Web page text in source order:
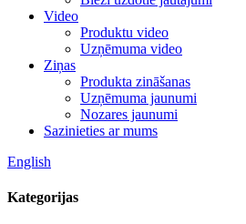
Video
Produktu video
Uzņēmuma video
Ziņas
Produkta zināšanas
Uzņēmuma jaunumi
Nozares jaunumi
Sazinieties ar mums
English
Kategorijas